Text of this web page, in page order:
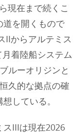
現在まで続くこ
道を開くもので
IIからアルテミス
着陸船システム
ルーオリジンと
久的な拠点の確
している。
スIIIは現在2026